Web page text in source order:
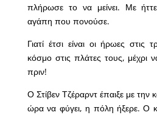
πλήρωσε το να μείνει. Με
αγάπη που πονούσε.
Γιατί έτσι είναι οι ήρωες στις
κόσμο στις πλάτες τους, μέχρι
πριν!
Ο Στίβεν Τζέραρντ έπαιξε με την
ώρα να φύγει, η πόλη ήξερε. Ο